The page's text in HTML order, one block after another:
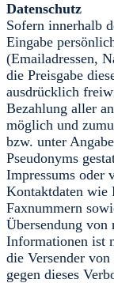
Datenschutz
Sofern innerhalb
Eingabe
(Emailadressen,
die Preisgabe
ausdrücklich
Bezahlung aller
möglich und
bzw. unter
Pseudonyms
Impressums oder
Kontaktdaten wie
Faxnummern
Übersendung von
Informationen ist
die Versender
gegen dieses